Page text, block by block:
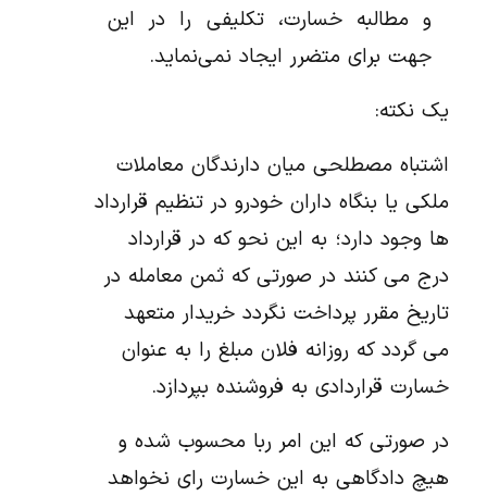
و مطالبه خسارت، تکلیفی را در این
جهت برای متضرر ایجاد نمی‌نماید.
یک نکته:
اشتباه مصطلحی میان دارندگان معاملات
ملکی یا بنگاه داران خودرو در تنظیم قرارداد
ها وجود دارد؛ به این نحو که در قرارداد
درج می کنند در صورتی که ثمن معامله در
تاریخ مقرر پرداخت نگردد خریدار متعهد
می گردد که روزانه فلان مبلغ را به عنوان
خسارت قراردادی به فروشنده بپردازد.
در صورتی که این امر ربا محسوب شده و
هیچ دادگاهی به این خسارت رای نخواهد